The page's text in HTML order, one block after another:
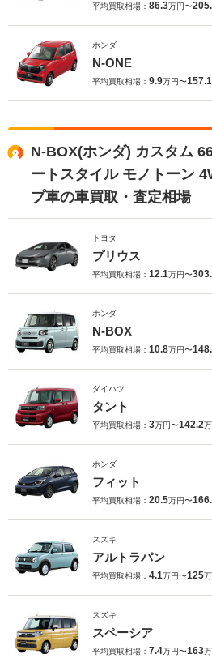
平均買取相場： 86.3万円〜
ホンダ
N-ONE
平均買取相場： 9.9万円〜157.1
N-BOX(ホンダ) カスタム
ートスタイル モノトーン
プ車の車買取・査定相場
トヨタ
プリウス
平均買取相場： 12.1万円〜
ホンダ
N-BOX
平均買取相場： 10.8万円〜
ダイハツ
タント
平均買取相場： 3万円〜142.2
ホンダ
フィット
平均買取相場： 20.5万円〜
スズキ
アルトラパン
平均買取相場： 4.1万円〜125
スズキ
スペーシア
平均買取相場： 7.4万円〜163